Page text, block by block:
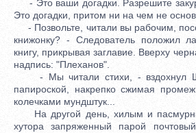
- Это ваши догадки. Разрешите
Это догадки, притом ни на чем не
- Позвольте, читали вы рабочим,
книжонку? - Следователь положил
книгу, прикрывая заглавие. Вверху
надпись: "Плеханов".
- Мы читали стихи, - вздохнул
папироской, накрепко сжимая
колечками мундштук...
На другой день, хилым и
хутора запряженный парой